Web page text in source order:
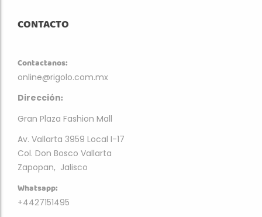
CONTACTO
Contactanos:
online@rigolo.com.mx
Dirección:
Gran Plaza Fashion Mall
Av. Vallarta 3959 Local I-17
Col. Don Bosco Vallarta
Zapopan, Jalisco
Whatsapp:
+4427151495